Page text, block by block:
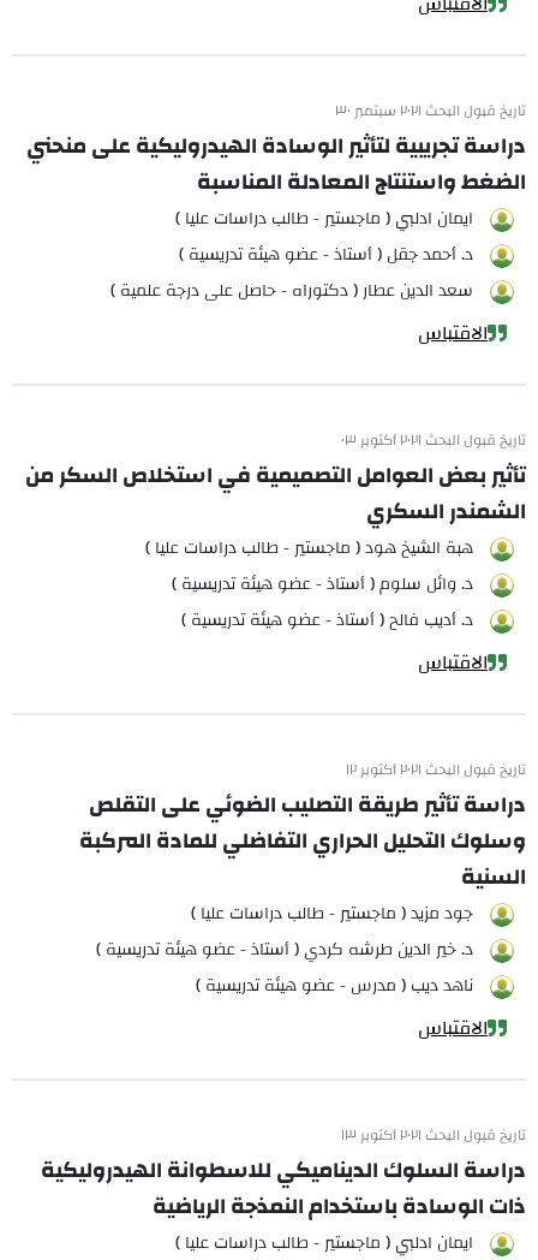
تاريخ قبول البحث ٢٠٢١ سبتمبر ٣٠
دراسة تجريبية لتأثير الوسادة الهيدروليكية على منحني
الضغط واستنتاج المعادلة المناسبة
ايمان ادلبي ( ماجستير - طالب دراسات عليا )
د. أحمد جقل ( أستاذ - عضو هيئة تدريسية )
سعد الدين عطار ( دكتوراه - حاصل على درجة علمية )
الاقتباس
تاريخ قبول البحث ٢٠٢١ أكتوبر ٠٣
تأثير بعض العوامل التصميمية في استخلاص السكر من
الشمندر السكري
هبة الشيخ هود ( ماجستير - طالب دراسات عليا )
د. وائل سلوم ( أستاذ - عضو هيئة تدريسية )
د. أديب فالح ( أستاذ - عضو هيئة تدريسية )
الاقتباس
تاريخ قبول البحث ٢٠٢١ أكتوبر ١٢
دراسة تأثير طريقة التصليب الضوئي على التقلص
وسلوك التحليل الحراري التفاضلي للمادة المركبة
السنية
جود مزيد ( ماجستير - طالب دراسات عليا )
د. خير الدين طرشه كردي ( أستاذ - عضو هيئة تدريسية )
ناهد ديب ( مدرس - عضو هيئة تدريسية )
الاقتباس
تاريخ قبول البحث ٢٠٢١ أكتوبر ١٣
دراسة السلوك الديناميكي للاسطوانة الهيدروليكية
ذات الوسادة باستخدام النمذجة الرياضية
ايمان ادلبي ( ماجستير - طالب دراسات عليا )